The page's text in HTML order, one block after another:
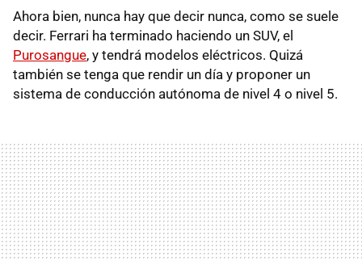
Ahora bien, nunca hay que decir nunca, como se suele
decir. Ferrari ha terminado haciendo un SUV, el
Purosangue, y tendrá modelos eléctricos. Quizá
también se tenga que rendir un día y proponer un
sistema de conducción autónoma de nivel 4 o nivel 5.